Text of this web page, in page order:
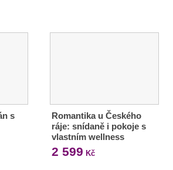
s
Romantika u Českého
ráje: snídaně i pokoje s
vlastním wellness
2 599 Kč